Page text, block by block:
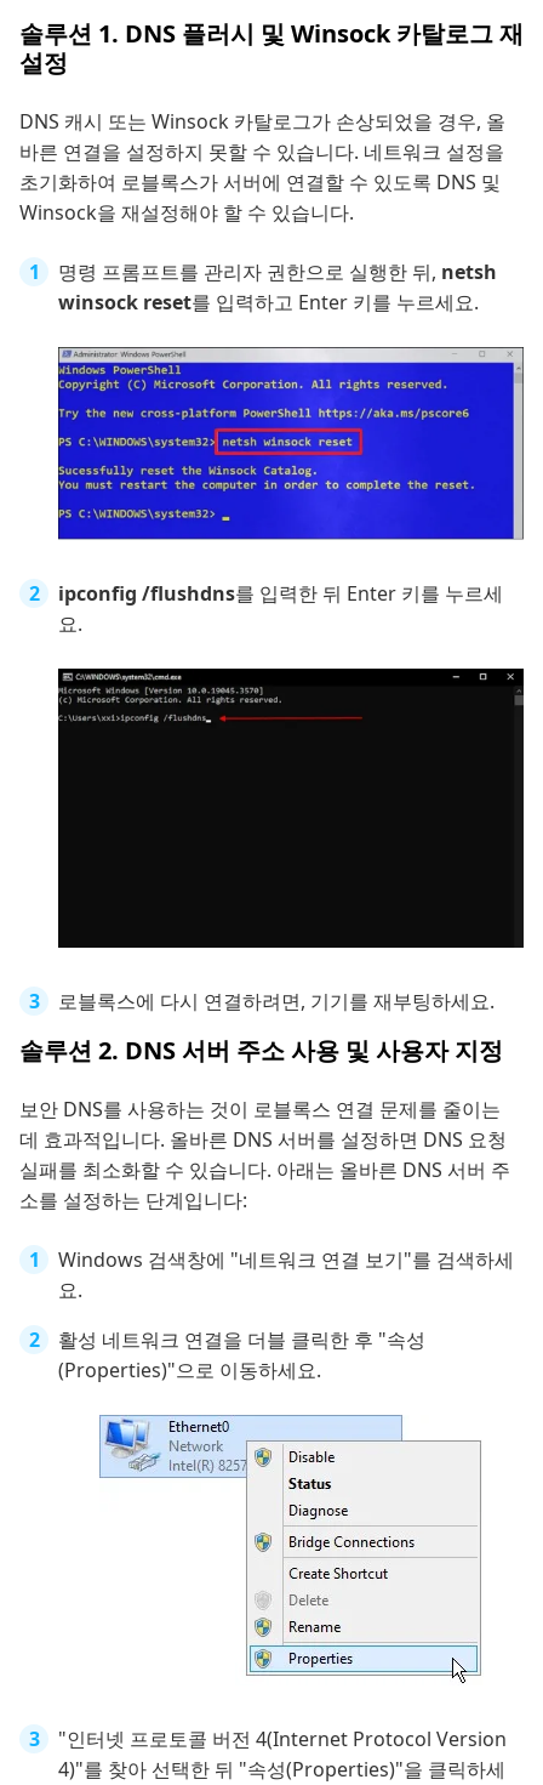
솔루션 1. DNS 플러시 및 Winsock 카탈로그 재
설정
DNS 캐시 또는 Winsock 카탈로그가 손상되었을 경우, 올
바른 연결을 설정하지 못할 수 있습니다. 네트워크 설정을
초기화하여 로블록스가 서버에 연결할 수 있도록 DNS 및
Winsock을 재설정해야 할 수 있습니다.
명령 프롬프트를 관리자 권한으로 실행한 뒤, netsh
winsock reset를 입력하고 Enter 키를 누르세요.
ipconfig /flushdns를 입력한 뒤 Enter 키를 누르세
요.
로블록스에 다시 연결하려면, 기기를 재부팅하세요.
솔루션 2. DNS 서버 주소 사용 및 사용자 지정
보안 DNS를 사용하는 것이 로블록스 연결 문제를 줄이는
데 효과적입니다. 올바른 DNS 서버를 설정하면 DNS 요청
실패를 최소화할 수 있습니다. 아래는 올바른 DNS 서버 주
소를 설정하는 단계입니다:
Windows 검색창에 "네트워크 연결 보기"를 검색하세
요.
활성 네트워크 연결을 더블 클릭한 후 "속성
(Properties)"으로 이동하세요.
"인터넷 프로토콜 버전 4(Internet Protocol Version
4)"를 찾아 선택한 뒤 "속성(Properties)"을 클릭하세